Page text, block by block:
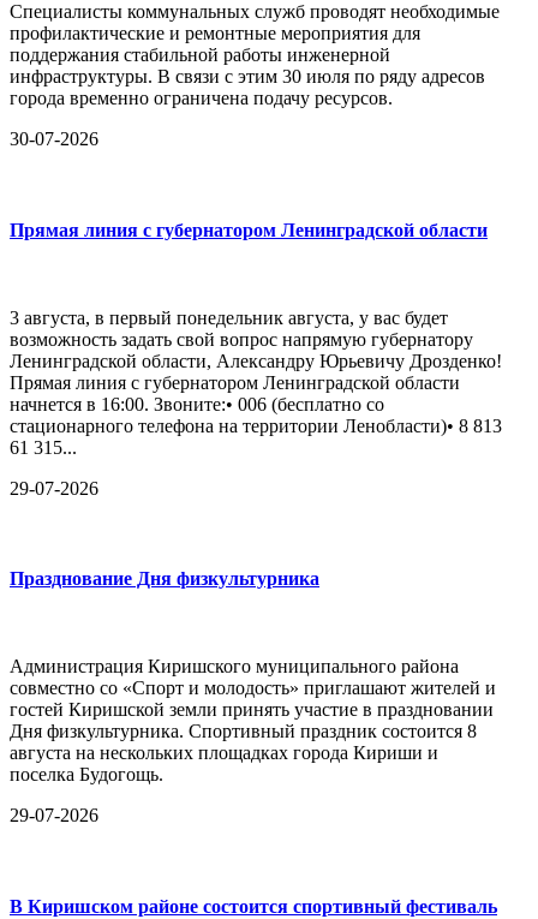
Специалисты коммунальных служб проводят необходимые
профилактические и ремонтные мероприятия для
поддержания стабильной работы инженерной
инфраструктуры. В связи с этим 30 июля по ряду адресов
города временно ограничена подачу ресурсов.
30-07-2026
Прямая линия с губернатором Ленинградской области
3 августа, в первый понедельник августа, у вас будет
возможность задать свой вопрос напрямую губернатору
Ленинградской области, Александру Юрьевичу Дрозденко!
Прямая линия с губернатором Ленинградской области
начнется в 16:00. Звоните:• 006 (бесплатно со
стационарного телефона на территории Ленобласти)• 8 813
61 315...
29-07-2026
Празднование Дня физкультурника
Администрация Киришского муниципального района
совместно со «Спорт и молодость» приглашают жителей и
гостей Киришской земли принять участие в праздновании
Дня физкультурника. Спортивный праздник состоится 8
августа на нескольких площадках города Кириши и
поселка Будогощь.
29-07-2026
В Киришском районе состоится спортивный фестиваль